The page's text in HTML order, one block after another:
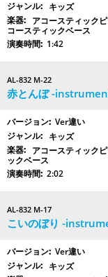
キッズ
アコースティック
コースティックベース
1:42
AL-832 M-22
赤とんぼ -
Ver違い
キッズ
アコースティック
ックベース
2:02
AL-832 M-17
こいのぼり -
Ver違い
キッズ